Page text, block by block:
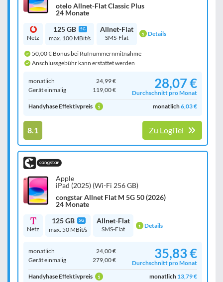
otelo Allnet-Flat Classic Plus
24 Monate
Netz
125 GB 5G
max. 100 MBit/s
Allnet-Flat
SMS-Flat Details
50,00 € Bonus bei Rufnummernmitnahme
Anschlussgebühr kann erstattet werden
monatlich
24,99 €
Gerät einmalig
119,00 € 28,07 €
Durchschnitt pro Monat
Handyhase Effektivpreis
monatlich6,03 €
8.1 Zu LogiTel
Apple
iPad (2025) (Wi-Fi 256 GB)
congstar Allnet Flat M 5G 50 (2026)
24 Monate
Netz
125 GB 5G
max. 50 MBit/s
Allnet-Flat
SMS-Flat Details
monatlich
24,00 €
Gerät einmalig
279,00 € 35,83 €
Durchschnitt pro Monat
Handyhase Effektivpreis
monatlich 13,79 €